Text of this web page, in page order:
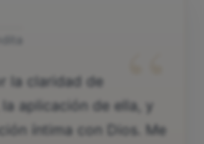
“
la claridad de
aplicación de ella, y
íntima con Dios. Me